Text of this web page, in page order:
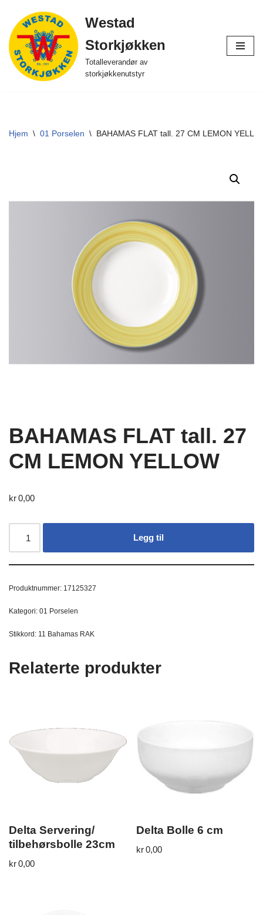
Hopp
til
innholdet
Westad
Storkjøkken
Totalleverandør av
storkjøkkenutstyr
Hjem \ 01 Porselen \ BAHAMAS FLAT tall. 27 CM LEMON
BAHAMAS FLAT tall. 27
CM LEMON YELLOW
kr0,00
Legg til
Produktnummer: 17125327
Kategori: 01 Porselen
Stikkord: 11 Bahamas RAK
Relaterte produkter
Delta Servering/
tilbehørsbolle 23cm
kr0,00
Delta Bolle 6 cm
kr0,00